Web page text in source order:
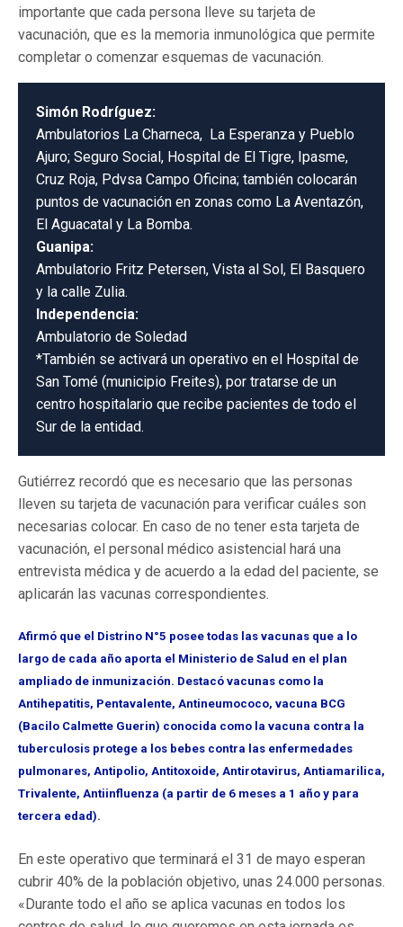
importante que cada persona lleve su tarjeta de
vacunación, que es la memoria inmunológica que permite
completar o comenzar esquemas de vacunación.
Simón Rodríguez:
Ambulatorios La Charneca, La Esperanza y Pueblo
Ajuro; Seguro Social, Hospital de El Tigre, Ipasme,
Cruz Roja, Pdvsa Campo Oficina; también colocarán
puntos de vacunación en zonas como La Aventazón,
El Aguacatal y La Bomba.
Guanipa:
Ambulatorio Fritz Petersen, Vista al Sol, El Basquero
y la calle Zulia.
Independencia:
Ambulatorio de Soledad
*También se activará un operativo en el Hospital de
San Tomé (municipio Freites), por tratarse de un
centro hospitalario que recibe pacientes de todo el
Sur de la entidad.
Gutiérrez recordó que es necesario que las personas
lleven su tarjeta de vacunación para verificar cuáles son
necesarias colocar. En caso de no tener esta tarjeta de
vacunación, el personal médico asistencial hará una
entrevista médica y de acuerdo a la edad del paciente, se
aplicarán las vacunas correspondientes.
Afirmó que el Distrino N°5 posee todas las vacunas que a lo
largo de cada año aporta el Ministerio de Salud en el plan
ampliado de inmunización. Destacó vacunas como la
Antihepatitis, Pentavalente, Antineumococo, vacuna BCG
(Bacilo Calmette Guerin) conocida como la vacuna contra la
tuberculosis protege a los bebes contra las enfermedades
pulmonares, Antipolio, Antitoxoide, Antirotavirus, Antiamarilica,
Trivalente, Antiinfluenza (a partir de 6 meses a 1 año y para
tercera edad).
En este operativo que terminará el 31 de mayo esperan
cubrir 40% de la población objetivo, unas 24.000 personas.
«Durante todo el año se aplica vacunas en todos los